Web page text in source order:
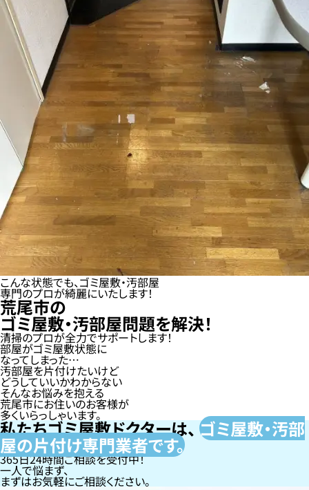
こんな状態でも、ゴミ屋敷・汚部屋
専門のプロが綺麗にいたします！
荒尾市の
ゴミ屋敷・汚部屋問題を解決！
清掃のプロが全力でサポートします！
部屋がゴミ屋敷状態に
なってしまった…
汚部屋を片付けたいけど
どうしていいかわからない
そんなお悩みを抱える
荒尾市にお住いのお客様が
多くいらっしゃいます。
私たちゴミ屋敷ドクターは、ゴミ屋敷・汚部
屋の片付け専門業者です。
365日24時間ご相談を受付中！
一人で悩まず、
まずはお気軽にご相談ください。